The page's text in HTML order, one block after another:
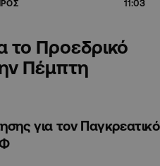
11:03
Προεδρικό
Πέμπτη
για τον Παγκρεατικό